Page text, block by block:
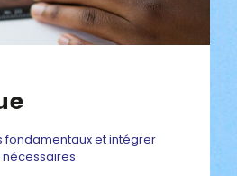
fondamentaux et intégrer